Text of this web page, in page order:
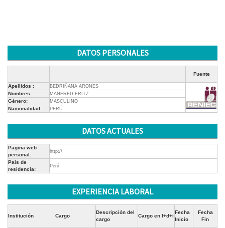
DATOS PERSONALES
Fuente
Apellidos : BEDRIÑANA ARONES
Nombres: MANFRED FRITZ
Género: MASCULINO
Nacionalidad: PERÚ
DATOS ACTUALES
Pagina web
personal:
http://
Pais de
residencia:
Perú
EXPERIENCIA LABORAL
Institución Cargo
Descripción del
cargo
Cargo en I+d+i
Fecha
Inicio
Fecha
Fin